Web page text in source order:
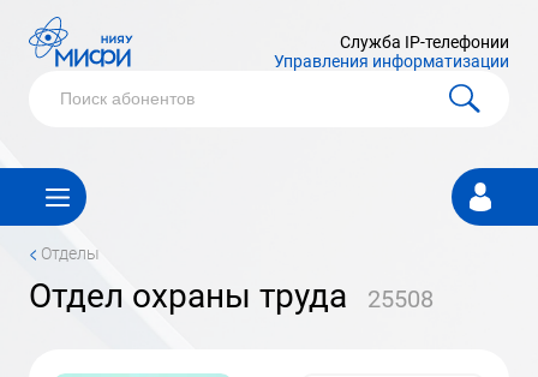
Служба IP-телефонии
Управления информатизации
Личный
кабинет
< Отделы
Отдел охраны труда 25508